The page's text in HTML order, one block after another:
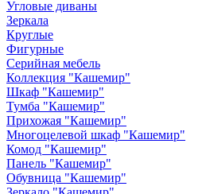
Угловые диваны
Зеркала
Круглые
Фигурные
Серийная мебель
Коллекция "Кашемир"
Шкаф "Кашемир"
Тумба "Кашемир"
Прихожая "Кашемир"
Многоцелевой шкаф "Кашемир"
Комод "Кашемир"
Панель "Кашемир"
Обувница "Кашемир"